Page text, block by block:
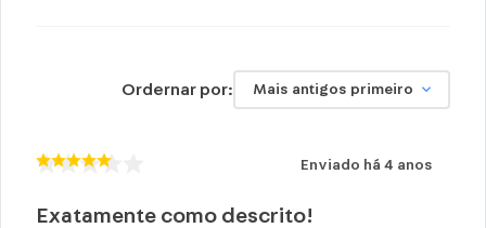
Ordernar por: Mais antigos primeiro
Enviado há 4 anos
Exatamente como descrito!